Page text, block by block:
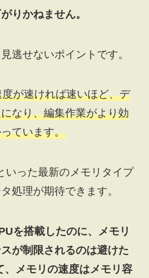
りかねません。
逃せないポイントです。
が速ければ速いほど、デ
なり、編集作業がより効
ています。
いった最新のメモリタイプ
処理が期待できます。
を搭載したのに、メモリ
が制限されるのは避けた
、メモリの速度はメモリ容